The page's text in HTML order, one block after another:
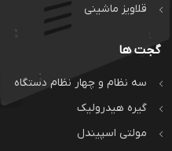
قلاویز ماشینی
گجت ها
سه نظام و چهار نظام دستگاه
گیره هیدرولیک
مولتی اسپیندل